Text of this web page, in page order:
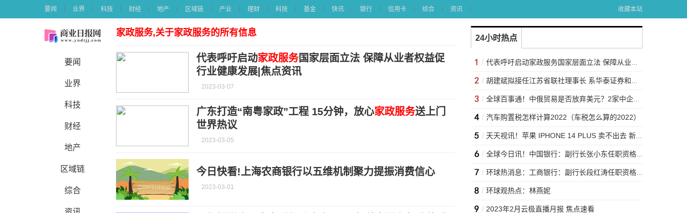
要闻 业界 科技 财经 地产 区域链 产业 理财 科技 基金 快讯 银行 信用卡 综合 资讯 收藏本站
要闻
业界
科技
财经
地产
区域链
综合
家政服务,关于家政服务的所有信息
代表呼吁启动家政服务国家层面立法 保障从业者权益促
行业健康发展|焦点资讯
2023-03-07
广东打造“南粤家政”工程 15分钟，放心家政服务送上门
世界热议
2023-03-05
今日快看!上海农商银行以五维机制聚力提振消费信心
2023-03-01
24小时热点
代表呼吁启动家政服务国家层面立法 保障从业者权益促行业健康发展|焦点资讯
胡建斌拟接任江苏省联社理事长 系华泰证券和江苏农信老兵 天天时快讯
全球百事通！中俄贸易是否放弃美元？2家中企资产被冻结后，秦刚外长回答了
汽车购置税怎样计算2022（车税怎么算的2022）
天天视讯！苹果 IPHONE 14 PLUS 卖不出去 新配色能挽救局面吗
全球今日讯！中国银行：副行长张小东任职资格获批
环球热消息：工商银行：副行长段红涛任职资格获批
环球观热点：林燕妮
2023年2月云极直播月报 焦点速看